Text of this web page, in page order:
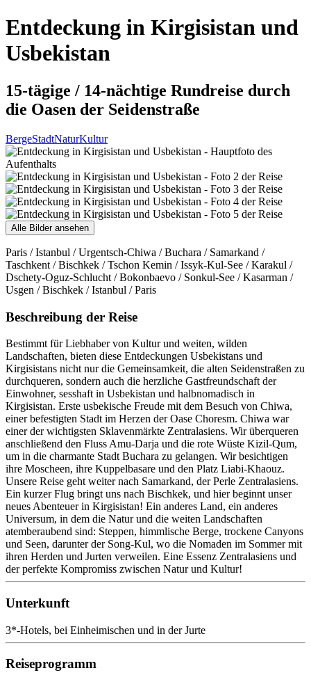
Entdeckung in Kirgisistan und
Usbekistan
15-tägige / 14-nächtige Rundreise durch
die Oasen der Seidenstraße
BergeStadtNaturKultur
Alle Bilder ansehen
Paris / Istanbul / Urgentsch-Chiwa / Buchara / Samarkand /
Taschkent / Bischkek / Tschon Kemin / Issyk-Kul-See / Karakul /
Dschety-Oguz-Schlucht / Bokonbaevo / Sonkul-See / Kasarman /
Usgen / Bischkek / Istanbul / Paris
Beschreibung der Reise
Bestimmt für Liebhaber von Kultur und weiten, wilden
Landschaften, bieten diese Entdeckungen Usbekistans und
Kirgisistans nicht nur die Gemeinsamkeit, die alten Seidenstraßen zu
durchqueren, sondern auch die herzliche Gastfreundschaft der
Einwohner, sesshaft in Usbekistan und halbnomadisch in
Kirgisistan. Erste usbekische Freude mit dem Besuch von Chiwa,
einer befestigten Stadt im Herzen der Oase Choresm. Chiwa war
einer der wichtigsten Sklavenmärkte Zentralasiens. Wir überqueren
anschließend den Fluss Amu-Darja und die rote Wüste Kizil-Qum,
um in die charmante Stadt Buchara zu gelangen. Wir besichtigen
ihre Moscheen, ihre Kuppelbasare und den Platz Liabi-Khaouz.
Unsere Reise geht weiter nach Samarkand, der Perle Zentralasiens.
Ein kurzer Flug bringt uns nach Bischkek, und hier beginnt unser
neues Abenteuer in Kirgisistan! Ein anderes Land, ein anderes
Universum, in dem die Natur und die weiten Landschaften
atemberaubend sind: Steppen, himmlische Berge, trockene Canyons
und Seen, darunter der Song-Kul, wo die Nomaden im Sommer mit
ihren Herden und Jurten verweilen. Eine Essenz Zentralasiens und
der perfekte Kompromiss zwischen Natur und Kultur!
Unterkunft
3*-Hotels, bei Einheimischen und in der Jurte
Reiseprogramm